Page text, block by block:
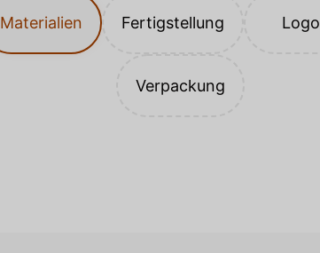
Materialien Fertigstellung Logo
Verpackung